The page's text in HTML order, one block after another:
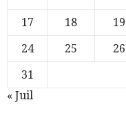
17
18 19
24
25 26
31
« Juil